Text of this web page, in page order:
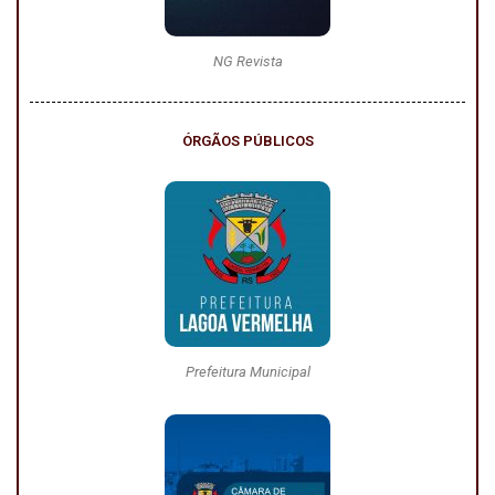
NG Revista
ÓRGÃOS PÚBLICOS
Prefeitura Municipal